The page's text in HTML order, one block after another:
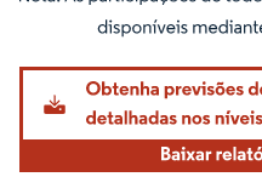
Imagem © Mordor Intelligence. O